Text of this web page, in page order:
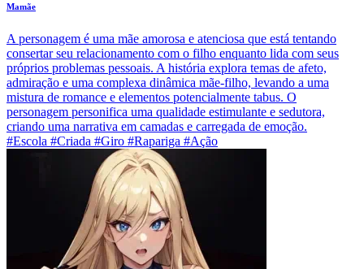
Mamãe
A personagem é uma mãe amorosa e atenciosa que está tentando
consertar seu relacionamento com o filho enquanto lida com seus
próprios problemas pessoais. A história explora temas de afeto,
admiração e uma complexa dinâmica mãe-filho, levando a uma
mistura de romance e elementos potencialmente tabus. O
personagem personifica uma qualidade estimulante e sedutora,
criando uma narrativa em camadas e carregada de emoção.
#Escola #Criada #Giro #Rapariga #Ação